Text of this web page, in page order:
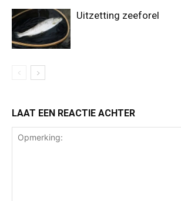
Uitzetting zeeforel
LAAT EEN REACTIE ACHTER